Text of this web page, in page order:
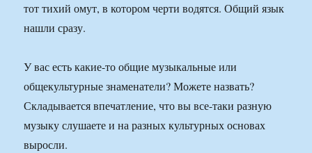
тот тихий омут, в котором черти водятся. Общий язык
нашли сразу.
У вас есть какие-то общие музыкальные или
общекультурные знаменатели? Можете назвать?
Складывается впечатление, что вы все-таки разную
музыку слушаете и на разных культурных основах
выросли.